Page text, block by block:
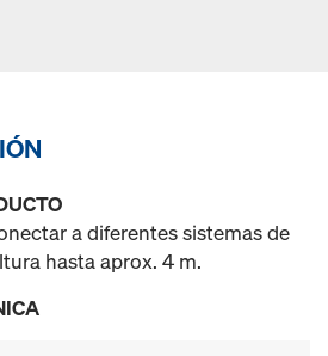
a diferentes sistemas de
hasta aprox. 4 m.